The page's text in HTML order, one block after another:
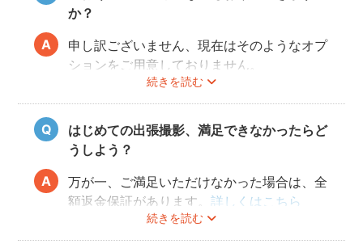
日時変更方法は
こちら をご参照ください。
か？
続きを読む
申し訳ございません、現在はそのようなオプ
ションをご用意しておりません。
はじめての出張撮影、満足できなかったらど
うしよう？
続きを読む
万が一、ご満足いただけなかった場合は、全
額返金保証があります。詳しくはこちら